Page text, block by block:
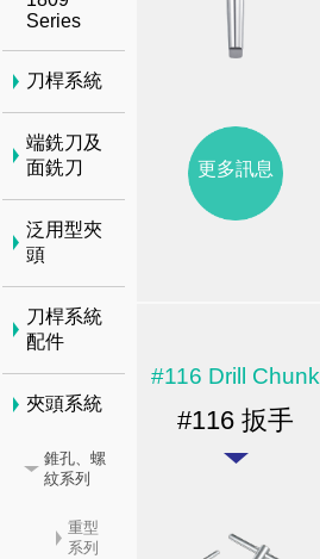
更多訊息
#116 Drill Chunk
#116 扳手
Series
刀桿系統
端銑刀及
面銑刀
泛用型夾
頭
刀桿系統
配件
夾頭系統
錐孔、螺
紋系列
重型
系列